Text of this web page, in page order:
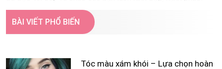
BÀI VIẾT PHỔ BIẾN
Tóc màu xám khói – Lựa chọn hoàn